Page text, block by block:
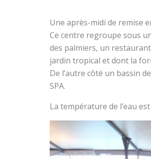
Une après-midi de remise
Ce centre regroupe sous
des palmiers, un
jardin tropical et dont la
De l’autre côté un bassin
SPA.
La température de l’eau